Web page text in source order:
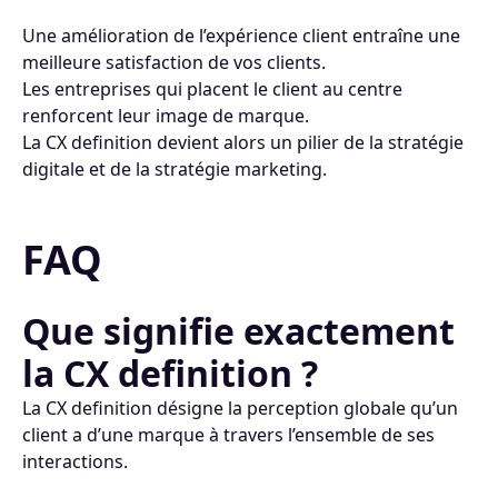
Une amélioration de l’expérience client entraîne une
meilleure satisfaction de vos clients.
Les entreprises qui placent le client au centre
renforcent leur image de marque.
La CX definition devient alors un pilier de la stratégie
digitale et de la stratégie marketing.
FAQ
Que signifie exactement
la CX definition ?
La CX definition désigne la perception globale qu’un
client a d’une marque à travers l’ensemble de ses
interactions.